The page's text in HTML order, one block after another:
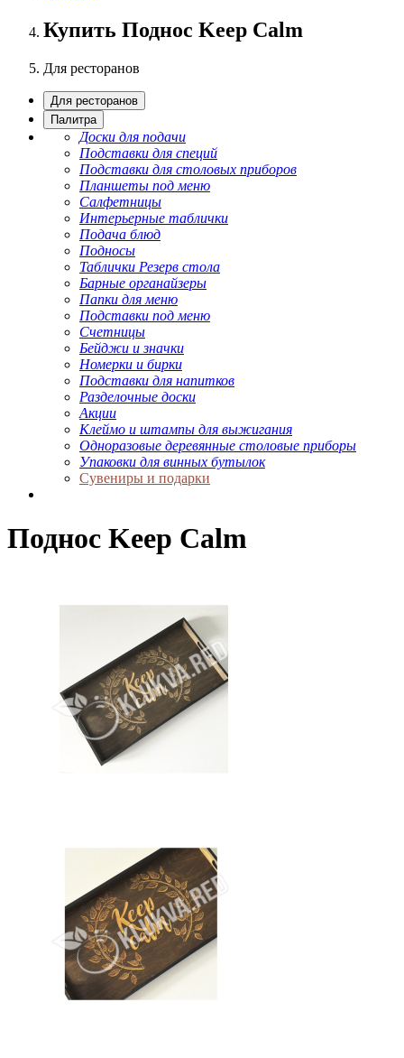
Купить Поднос Keep Calm
Для ресторанов
Для ресторанов
Палитра
Доски для подачи
Подставки для специй
Подставки для столовых приборов
Планшеты под меню
Салфетницы
Интерьерные таблички
Подача блюд
Подносы
Таблички Резерв стола
Барные органайзеры
Папки для меню
Подставки под меню
Счетницы
Бейджи и значки
Номерки и бирки
Подставки для напитков
Разделочные доски
Акции
Клеймо и штампы для выжигания
Одноразовые деревянные столовые приборы
Упаковки для винных бутылок
Сувениры и подарки
Поднос Keep Calm